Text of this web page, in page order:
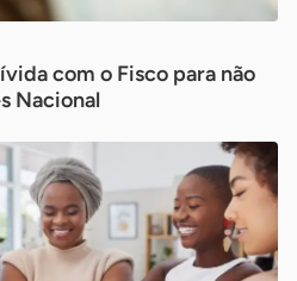
com o Fisco para não
Nacional